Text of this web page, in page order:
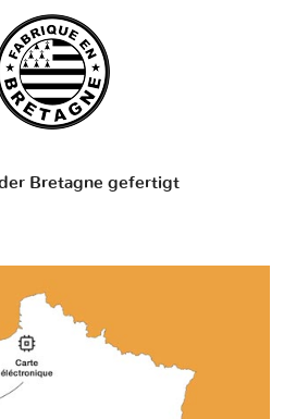
Bretagne gefertigt